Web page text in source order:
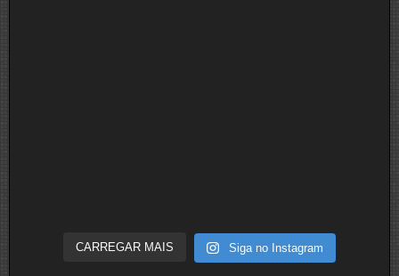
CARREGAR MAIS Siga no Instagram